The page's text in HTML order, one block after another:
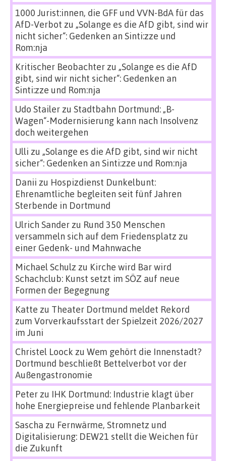
1000 Jurist:innen, die GFF und VVN-BdA für das
AfD-Verbot zu „Solange es die AfD gibt, sind wir
nicht sicher“: Gedenken an Sinti:zze und
Rom:nja
Kritischer Beobachterzu „Solange es die AfD
gibt, sind wir nicht sicher“: Gedenken an
Sinti:zze und Rom:nja
Udo Stailerzu Stadtbahn Dortmund: „B-
Wagen“-Modernisierung kann nach Insolvenz
doch weitergehen
Ulli zu „Solange es die AfD gibt, sind wir nicht
sicher“: Gedenken an Sinti:zze und Rom:nja
Danii zu Hospizdienst Dunkelbunt:
Ehrenamtliche begleiten seit fünf Jahren
Sterbende in Dortmund
Ulrich Sanderzu Rund 350 Menschen
versammeln sich auf dem Friedensplatz zu
einer Gedenk- und Mahnwache
Michael Schulz zu Kirche wird Bar wird
Schachclub: Kunst setzt im SÖZ auf neue
Formen der Begegnung
Katte zu Theater Dortmund meldet Rekord
zum Vorverkaufsstart der Spielzeit 2026/2027
im Juni
Christel Loock zu Wem gehört die Innenstadt?
Dortmund beschließt Bettelverbot vor der
Außengastronomie
Peterzu IHK Dortmund: Industrie klagt über
hohe Energiepreise und fehlende Planbarkeit
Sascha zu Fernwärme, Stromnetz und
Digitalisierung: DEW21 stellt die Weichen für
die Zukunft